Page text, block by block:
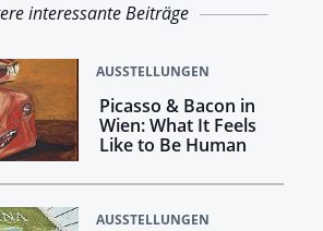
interessante Beiträge
AUSSTELLUNGEN
Picasso & Bacon in
Wien: What It Feels
Like to Be Human
AUSSTELLUNGEN